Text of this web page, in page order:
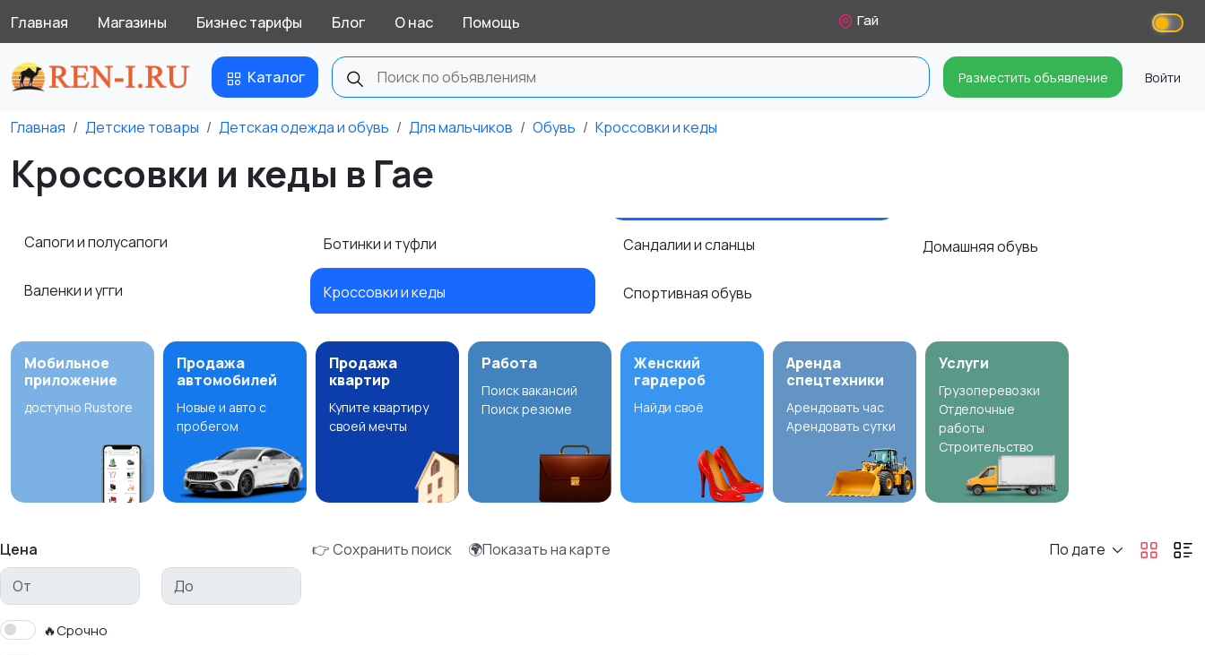
Главная Магазины Бизнес тарифы Блог О нас Помощь Гай
Каталог Разместить объявление Войти
Главная Детские товары Детская одежда и обувь Для мальчиков Обувь Кроссовки и кеды
Кроссовки и кеды в Гае
Сапоги и полусапоги
Валенки и угги
Ботинки и туфли
Кроссовки и кеды
Сандалии и сланцы
Спортивная обувь
Домашняя обувь
Мобильное
приложение
доступно Rustore
Продажа
автомобилей
Новые и авто с
пробегом
Продажа
квартир
Купите квартиру
своей мечты
Работа
Поиск вакансий
Поиск резюме
Женский
гардероб
Найди своё
Аренда
спецтехники
Арендовать час
Арендовать сутки
Услуги
Грузоперевозки
Отделочные
работы
Строительство
Цена
🔥Срочно
👉 Сохранить поиск 🌍Показать на карте По дате